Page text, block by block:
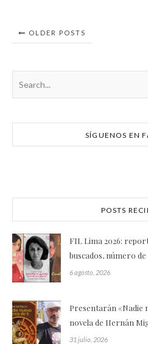
OLDER POSTS
SÍGUENOS EN
POSTS
FIL Lima 2026:
buscados, número
6 agosto, 2026
Presentarán «Nadie
novela de Hernán
31 julio, 2026